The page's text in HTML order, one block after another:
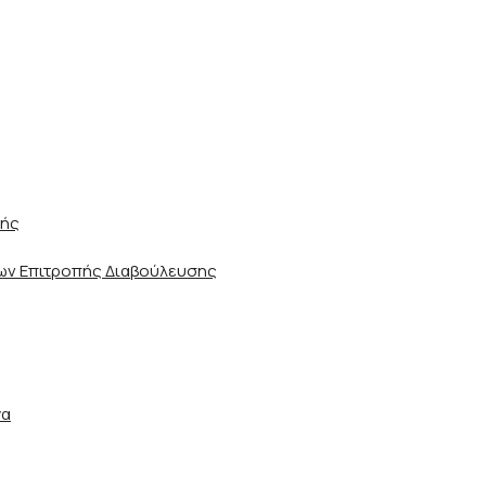
Επιτροπής Διαβούλευσης